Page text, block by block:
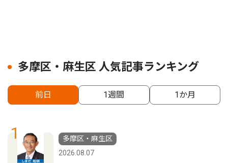
多摩区・麻生区 人気記事ランキング
前日 1週間 1か月
1
多摩区・麻生区
2026.08.07